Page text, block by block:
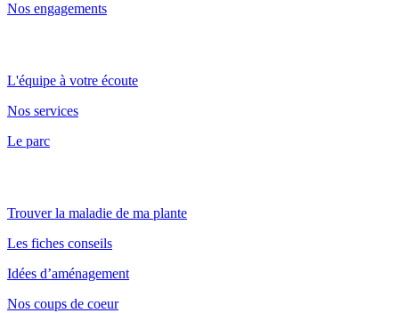
Nos engagements
L'équipe à votre écoute
Nos services
Le parc
Trouver la maladie de ma plante
Les fiches conseils
Idées d’aménagement
Nos coups de coeur